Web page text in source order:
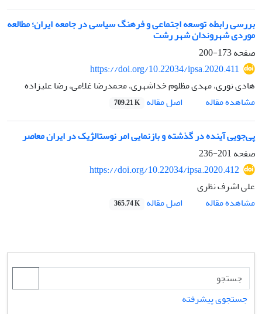
بررسی رابطه توسعه اجتماعی و فرهنگ سیاسی در جامعه ایران؛ مطالعه
موردی شهروندان شهر رشت
صفحه173-200
https://doi.org/10.22034/ipsa.2020.411
هادی نوری، مهدی مظلوم خداشهری، محمدرضا غلامی، رضا علیزاده
مشاهده مقاله
اصل مقاله 709.21 K
پی‌جویی آینده در گذشته و بازنمایی‌ امر نوستالژیک در ایران معاصر
صفحه201-236
https://doi.org/10.22034/ipsa.2020.412
علی اشرف نظری
مشاهده مقاله
اصل مقاله 365.74 K
جستجوی پیشرفته